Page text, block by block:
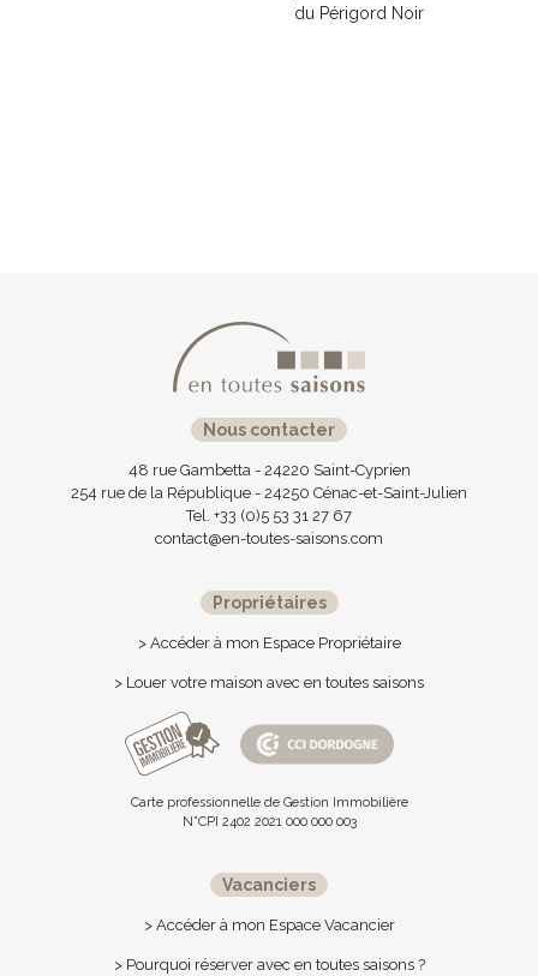
du Périgord Noir
Nous contacter
48 rue Gambetta - 24220 Saint-Cyprien
254 rue de la République - 24250 Cénac-et-Saint-Julien
Tel. +33 (0)5 53 31 27 67
contact@en-toutes-saisons.com
Propriétaires
> Accéder à mon Espace Propriétaire
> Louer votre maison avec en toutes saisons
Carte professionnelle de Gestion Immobilière
N°CPI 2402 2021 000 000 003
Vacanciers
> Accéder à mon Espace Vacancier
> Pourquoi réserver avec en toutes saisons ?